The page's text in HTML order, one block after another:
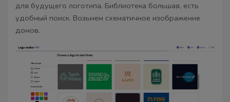
для будущего логотипа. Библиотека большая, есть
удобный поиск. Возьмем схематичное изображение
домов.